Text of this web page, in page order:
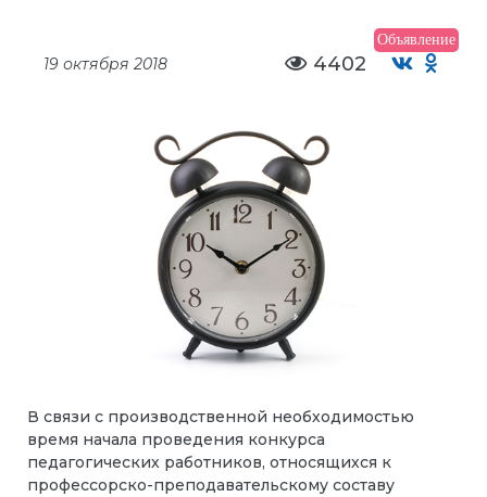
Объявление
19 октября 2018 4402
В связи с производственной необходимостью
время начала проведения конкурса
педагогических работников, относящихся к
профессорско-преподавательскому составу